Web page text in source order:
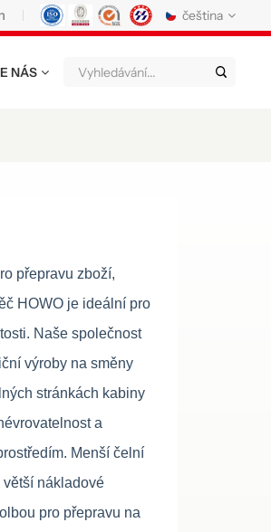
čeština
عربي
Filipino
čeština
فارسی
NÁS
přepravu zboží,
HOWO je ideální pro
Naše společnost
výroby na směny
stránkách kabiny
a
Menší čelní
nákladové
pro přepravu na